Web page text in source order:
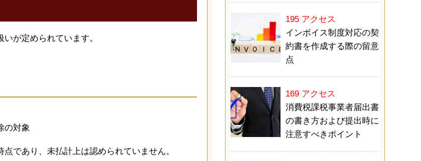
が定められています。
の対象
であり、未払計上は認められていません。
195 アクセス
インボイス制度対応の契
約書を作成する際の留意
点
169 アクセス
消費税課税事業者届出書
の書き方および提出時に
注意すべきポイント